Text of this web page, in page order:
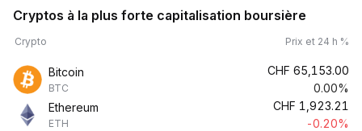
Cryptos à la plus forte capitalisation boursière
Crypto Prix et 24 h %
Bitcoin
BTC
CHF 65,153.00
0.00%
Ethereum
ETH
CHF 1,923.21
-0.20%